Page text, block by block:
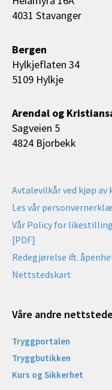
4031 Stavanger
Bergen
Hylkjeflaten 34
5109 Hylkje
Arendal og
Sagveien 5
4824 Bjorbekk
Avtalevilkår ved kjøp av
Les vår
Vår Policy for
[PDF]
Redegjørelse ift.
Nettstedskart
Våre andre
Tryggportalen
Tryggbutikken
Kurs og Sikkerhet